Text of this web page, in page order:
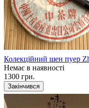
Колекційний шен пуер
Немає в наявності
1300 грн.
Закінчився